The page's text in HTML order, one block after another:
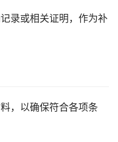
录或相关证明，作为补
，以确保符合各项条